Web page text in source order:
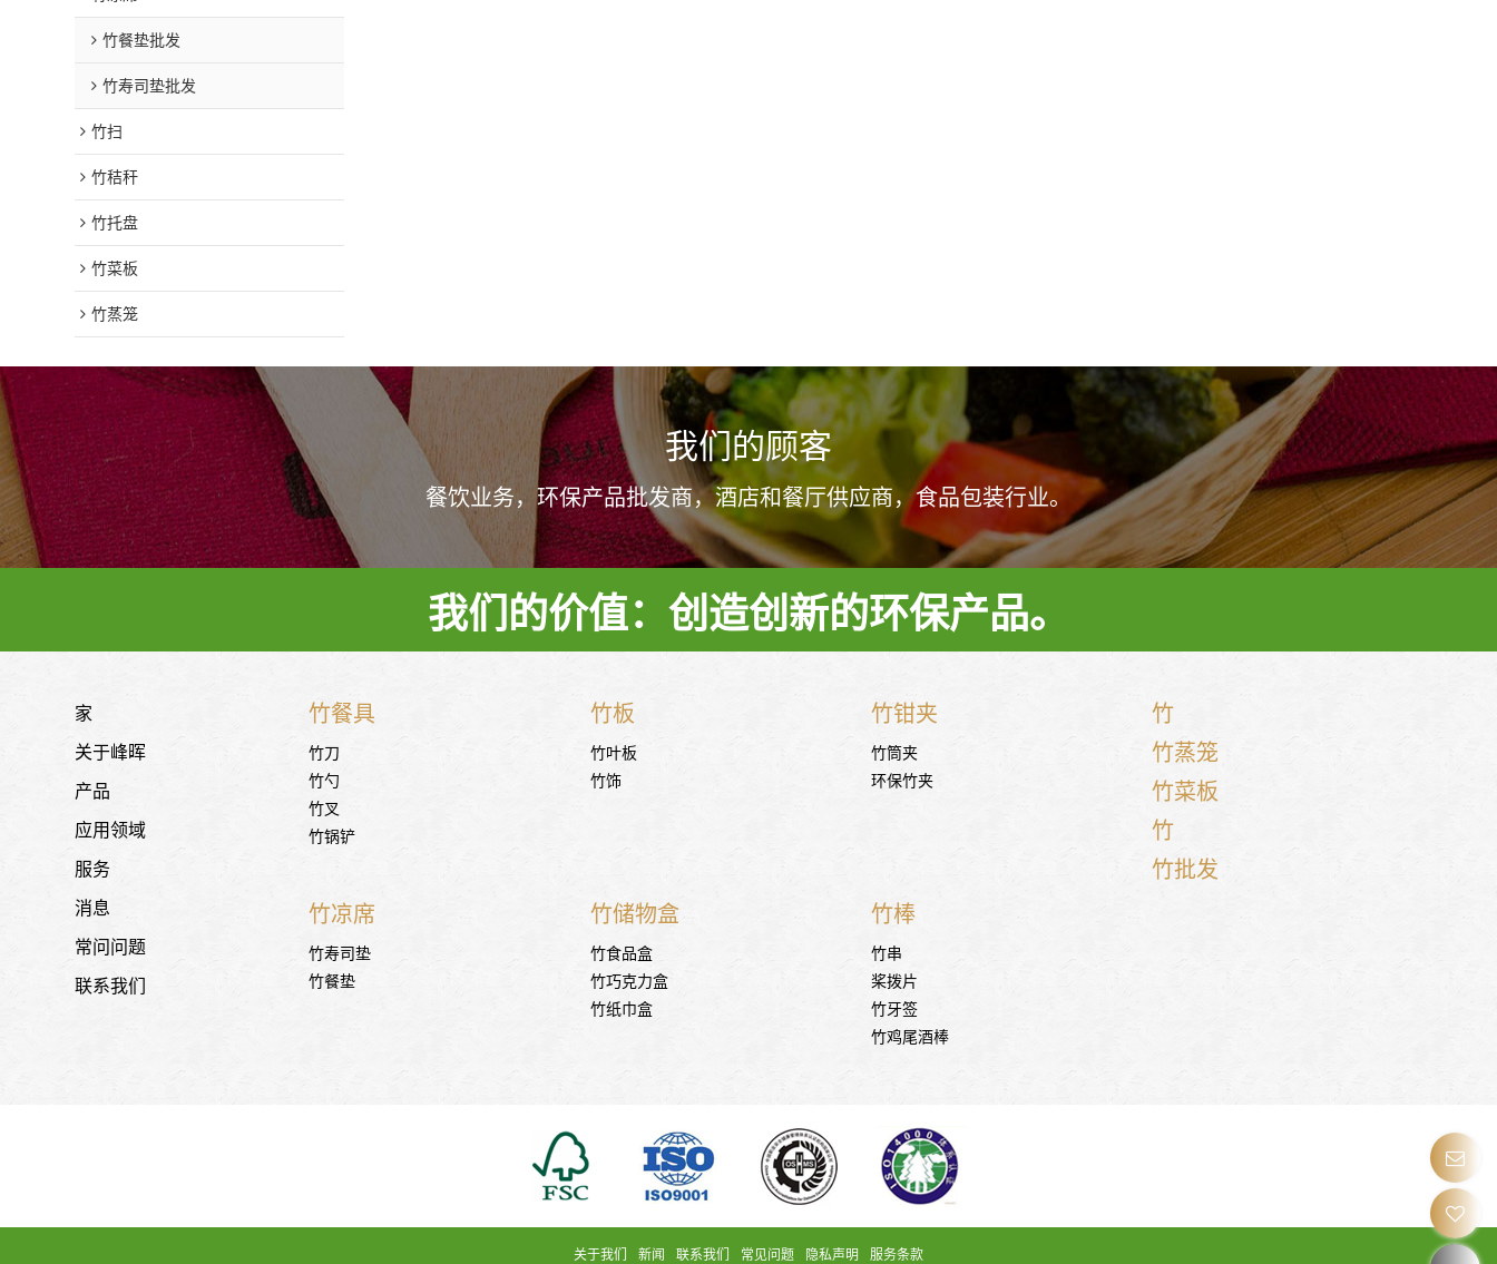
竹餐垫批发
竹寿司垫批发
竹扫
竹秸秆
竹托盘
竹菜板
竹蒸笼
我们的顾客
餐饮业务，环保产品批发商，酒店和餐厅供应商，食品包装行业。
我们的价值：创造创新的环保产品。
家
关于峰晖
产品
应用领域
服务
消息
常问问题
联系我们
竹餐具
竹刀
竹勺
竹叉
竹锅铲
竹板
竹叶板
竹饰
竹钳夹
竹筒夹
环保竹夹
竹
竹蒸笼
竹菜板
竹
竹批发
竹凉席
竹寿司垫
竹餐垫
竹储物盒
竹食品盒
竹巧克力盒
竹纸巾盒
竹棒
竹串
桨拨片
竹牙签
竹鸡尾酒棒
关于我们 新闻 联系我们 常见问题 隐私声明 服务条款